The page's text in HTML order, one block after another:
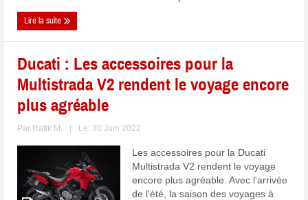
Lire la suite
Ducati : Les accessoires pour la
Multistrada V2 rendent le voyage encore
plus agréable
Par Rafik M. Le: 30 Juin 2022
Les accessoires pour la Ducati
Multistrada V2 rendent le voyage
encore plus agréable. Avec l'arrivée
de l'été, la saison des voyages à